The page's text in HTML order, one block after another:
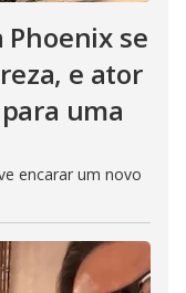
Phoenix se
e ator
uma
encarar um novo